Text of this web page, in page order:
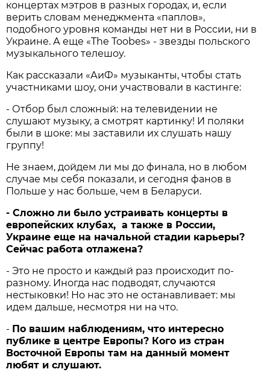
концертах мэтров в разных городах, и, если
верить словам менеджмента «паплов»,
подобного уровня команды нет ни в России, ни в
Украине. А еще «The Toobes» - звезды польского
музыкального телешоу.
Как рассказали «АиФ» музыканты, чтобы стать
участниками шоу, они участвовали в кастинге:
- Отбор был сложный: на телевидении не
слушают музыку, а смотрят картинку! И поляки
были в шоке: мы заставили их слушать нашу
группу!
Не знаем, дойдем ли мы до финала, но в любом
случае мы себя показали, и сегодня фанов в
Польше у нас больше, чем в Беларуси.
- Сложно ли было устраивать концерты в
европейских клубах, а также в России,
Украине еще на начальной стадии карьеры?
Сейчас работа отлажена?
- Это не просто и каждый раз происходит по-
разному. Иногда нас подводят, случаются
нестыковки! Но нас это не останавливает: мы
идем дальше, несмотря ни на что.
- По вашим наблюдениям, что интересно
публике в центре Европы? Кого из стран
Восточной Европы там на данный момент
любят и слушают.